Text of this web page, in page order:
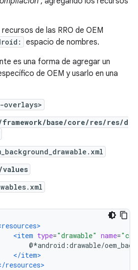
de las RRO de OEM
espacio de nombres.
es una forma de agregar un
de OEM y usarlo en una
overlays>
base/core/res/res/d
<item type="drawable" name=
@*android:drawable/
</item>
resources>